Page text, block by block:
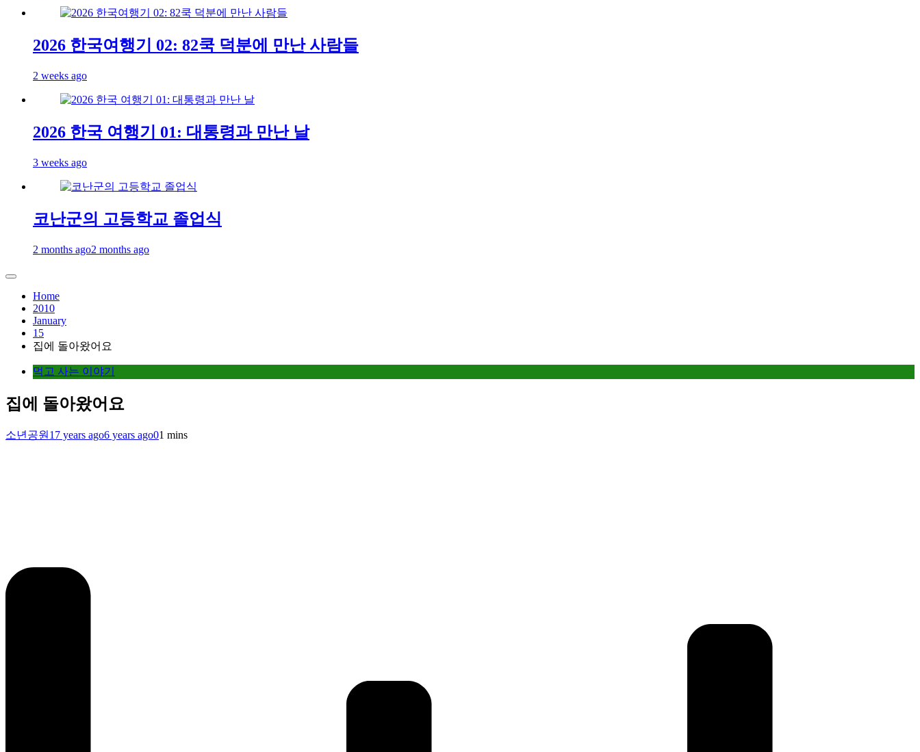
2026 한국여행기 02: 82쿡 덕분에 만난 사람들
2 weeks ago
2026 한국 여행기 01: 대통령과 만난 날
3 weeks ago
코난군의 고등학교 졸업식
2 months ago2 months ago
Home
2010
January
15
집에 돌아왔어요
먹고 사는 이야기
집에 돌아왔어요
소년공원 17 years ago6 years ago01 mins